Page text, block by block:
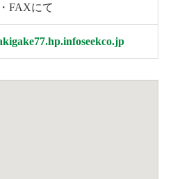
FAXにて